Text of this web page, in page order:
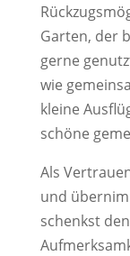
Garten, der
gerne
wie
kleine
schöne
Als
und
schenkst